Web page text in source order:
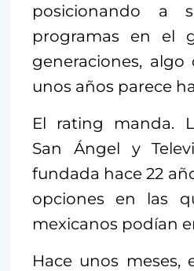
posicionando a
programas en el
generaciones,
unos años parece
El rating manda.
San Ángel y
fundada hace 22
opciones en las
mexicanos podían
Hace unos meses,